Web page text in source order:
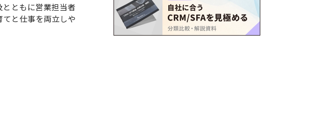
ともに営業担当者
と仕事を両立しや